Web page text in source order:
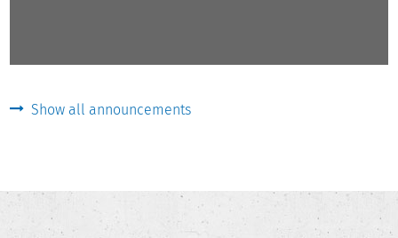
Show all announcements